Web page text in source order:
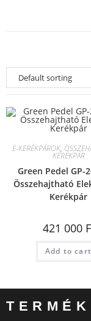
E-KERÉKPÁROK,
KERÉKPÁR
Green Pedel GP-
Összehajtható
Kerékpár
421 000
Add to cart